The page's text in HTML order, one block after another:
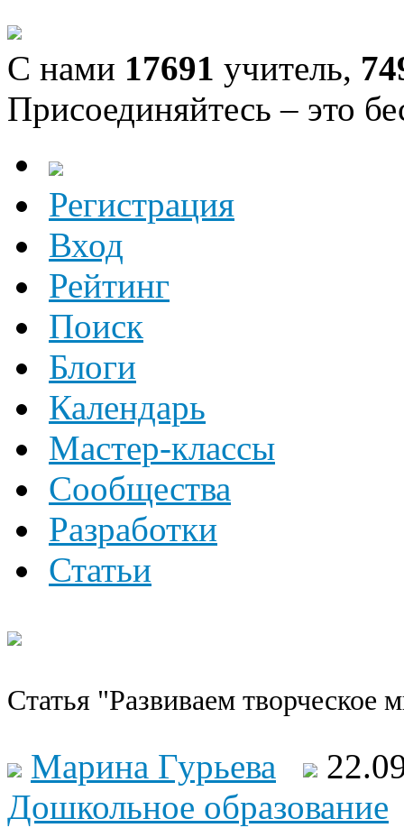
С нами 17691 учитель,
Присоединяйтесь – это
Регистрация
Вход
Рейтинг
Поиск
Блоги
Календарь
Мастер-классы
Сообщества
Разработки
Статьи
Статья "Развиваем творческое
Марина Гурьева
Дошкольное образование